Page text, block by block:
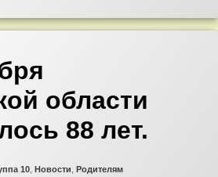
области
88 лет.
10, Новости, Родителям